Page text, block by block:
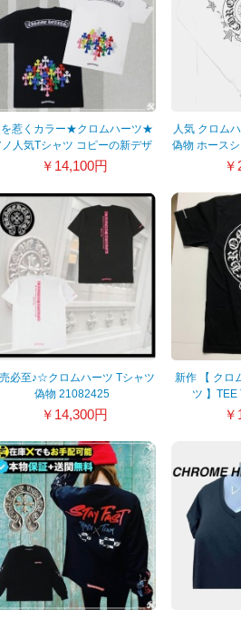
を惹くカラー★クロムハーツ★
ノ人気Tシャツ コピーの新デザ
イン！
￥14,100円
人気 クロム
偽物 ホース
ト
必至♪☆クロムハーツ Tシャツ
偽物 21082425
￥14,300円
新作 【 クロ
ツ 】TEE